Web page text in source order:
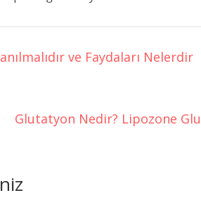
ve Faydaları Nelerdir
Glutatyon Nedir? Lipozone